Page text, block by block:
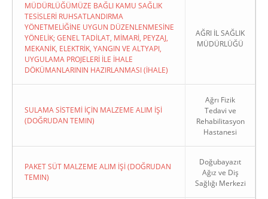
MÜDÜRLÜĞÜMÜZE BAĞLI KAMU SAĞLIK
TESİSLERİ RUHSATLANDIRMA
YÖNETMELİĞİNE UYGUN DÜZENLENMESİNE
YÖNELİK; GENEL TADİLAT, MİMARİ, PEYZAJ,
MEKANİK, ELEKTRİK, YANGIN VE ALTYAPI,
UYGULAMA PROJELERİ İLE İHALE
DÖKÜMANLARININ HAZIRLANMASI (İHALE)
AĞRI İL SAĞLIK
MÜDÜRLÜĞÜ
SULAMA SİSTEMİ İÇİN MALZEME ALIM İŞİ
(DOĞRUDAN TEMIN)
Ağrı Fizik
Tedavi ve
Rehabilitasyon
Hastanesi
PAKET SÜT MALZEME ALIM İŞİ (DOĞRUDAN
TEMIN)
Doğubayazıt
Ağız ve Diş
Sağlığı Merkezi